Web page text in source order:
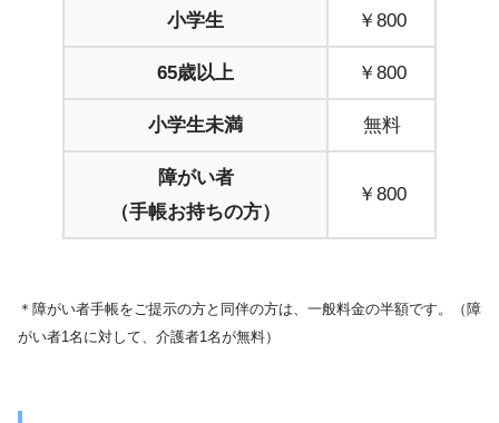
小学生 ￥800
65歳以上 ￥800
小学生未満 無料
障がい者
（手帳お持ちの方）
￥800
＊障がい者手帳をご提示の方と同伴の方は、一般料金の半額です。（障
がい者1名に対して、介護者1名が無料）